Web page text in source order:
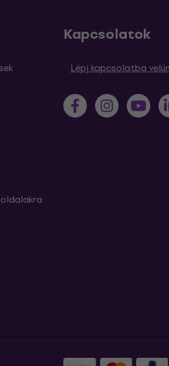
Kapcsolatok
Lépj kapcsolatba